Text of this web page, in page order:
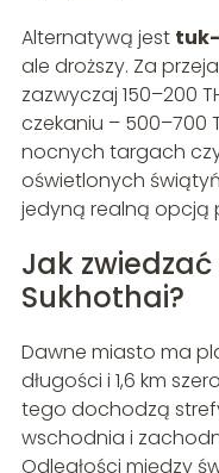
Alternatywą jest
ale droższy. Za
zazwyczaj 150–200
czekaniu – 500–700
nocnych targach
oświetlonych
jedyną realną opcją
Jak
Sukhothai?
Dawne miasto ma
długości i 1,6 km
tego dochodzą
wschodnia i
Odległości między